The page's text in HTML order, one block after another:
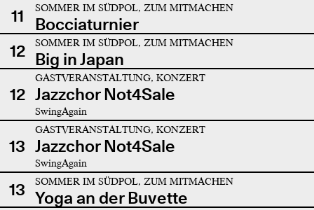
11 SOMMER IM SÜDPOL, ZUM MITMACHEN
Bocciaturnier
12
SOMMER IM SÜDPOL, ZUM MITMACHEN
Big in Japan
12
GASTVERANSTALTUNG, KONZERT
Jazzchor Not4Sale
SwingAgain
13
GASTVERANSTALTUNG, KONZERT
Jazzchor Not4Sale
SwingAgain
13 SOMMER IM SÜDPOL, ZUM MITMACHEN
Yoga an der Buvette